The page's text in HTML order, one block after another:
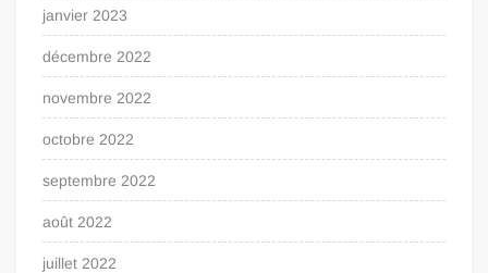
janvier 2023
décembre 2022
novembre 2022
octobre 2022
septembre 2022
août 2022
juillet 2022